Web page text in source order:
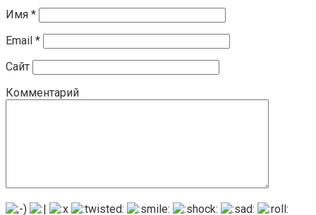
Имя *
Email *
Сайт
Комментарий